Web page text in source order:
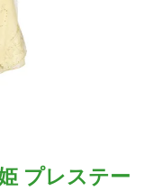
プレステー